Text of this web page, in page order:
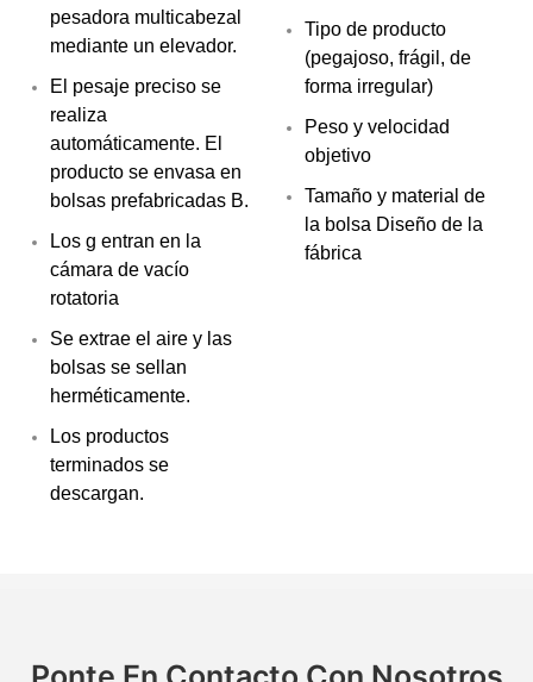
pesadora multicabezal
mediante un elevador.
El pesaje preciso se
realiza
automáticamente. El
producto se envasa en
bolsas prefabricadas B.
Los g entran en la
cámara de vacío
rotatoria
Se extrae el aire y las
bolsas se sellan
herméticamente.
Los productos
terminados se
descargan.
Tipo de producto
(pegajoso, frágil, de
forma irregular)
Peso y velocidad
objetivo
Tamaño y material de
la bolsa Diseño de la
fábrica